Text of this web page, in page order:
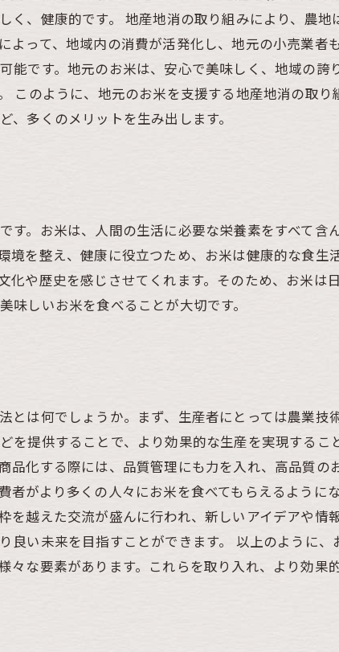
く、健康的です。 地産地消の取り組みにより、農
よって、地域内の消費が活発化し、地元の小売業者
能です。地元のお米は、安心で美味しく、地域の
このように、地元のお米を支援する地産地消の取
多くのメリットを生み出します。
す。お米は、人間の生活に必要な栄養素をすべて含
境を整え、健康に役立つため、お米は健康的な食
化や歴史を感じさせてくれます。そのため、お米は
しいお米を食べることが大切です。
とは何でしょうか。まず、生産者にとっては農業技
を提供することで、より効果的な生産を実現する
品化する際には、品質管理にも力を入れ、高品質
者がより多くの人々にお米を食べてもらえるように
を越えた交流が盛んに行われ、新しいアイデアや情
良い未来を目指すことができます。 以上のように
々な要素があります。これらを取り入れ、より効